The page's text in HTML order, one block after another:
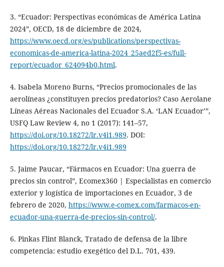
3. “Ecuador: Perspectivas económicas de América Latina
2024”, OECD, 18 de diciembre de 2024,
https://www.oecd.org/es/publications/perspectivas-
economicas-de-america-latina-2024_25aed2f5-es/full-
report/ecuador_624094b0.html.
4. Isabela Moreno Burns, “Precios promocionales de las
aerolíneas ¿constituyen precios predatorios? Caso Aerolane
Líneas Aéreas Nacionales del Ecuador S.A. ‘LAN Ecuador’”,
USFQ Law Review 4, no 1 (2017): 141–57,
https://doi.org/10.18272/lr.v4i1.989. DOI:
https://doi.org/10.18272/lr.v4i1.989
5. Jaime Paucar, “Fármacos en Ecuador: Una guerra de
precios sin control”, Ecomex360 | Especialistas en comercio
exterior y logística de importaciones en Ecuador, 3 de
febrero de 2020, https://www.e-comex.com/farmacos-en-
ecuador-una-guerra-de-precios-sin-control/.
6. Pinkas Flint Blanck, Tratado de defensa de la libre
competencia: estudio exegético del D.L. 701, 439.